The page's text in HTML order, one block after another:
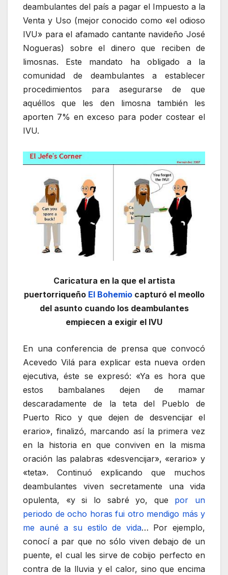
deambulantes del país a pagar el Impuesto a la
Venta y Uso (mejor conocido como «el odioso
IVU» para el afamado cantante navideño José
Nogueras) sobre el dinero que reciben de
limosnas. Este mandato ha obligado a la
comunidad de deambulantes a establecer
procedimientos para asegurarse de que
aquéllos que les den limosna también les
aporten 7% en exceso para poder costear el
IVU.
Caricatura en la que el artista
puertorriqueño El Bohemiocapturó el meollo
del asunto cuando los deambulantes
empiecen a exigir el IVU
En una conferencia de prensa que convocó
Acevedo Vilá para explicar esta nueva orden
ejecutiva, éste se expresó: «Ya es hora que
estos bambalanes dejen de mamar
descaradamente de la teta del Pueblo de
Puerto Rico y que dejen de desvencijar el
erario», finalizó, marcando así la primera vez
en la historia en que conviven en la misma
oración las palabras «desvencijar», «erario» y
«teta». Continuó explicando que muchos
deambulantes viven secretamente una vida
opulenta, «y si lo sabré yo, que por un
periodo de ocho horas fui otro mendigo más y
me auné a su estilo de vida… Por ejemplo,
conocí a par que no sólo viven debajo de un
puente, el cual les sirve de cobijo perfecto en
contra de la lluvia y el calor, sino que encima